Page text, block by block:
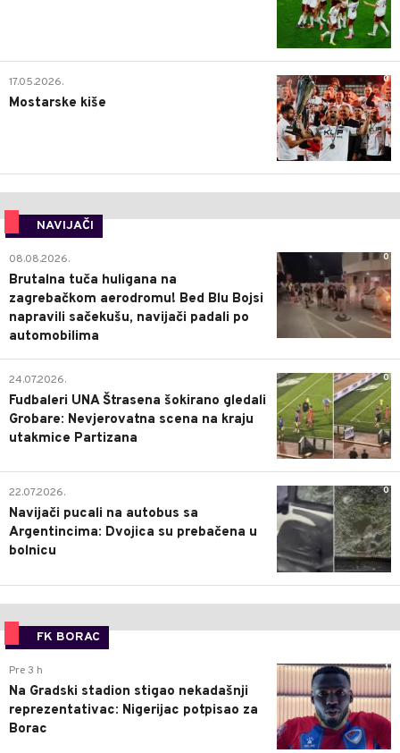
0
17.05.2026.
Mostarske kiše
NAVIJAČI
0
08.08.2026.
Brutalna tuča huligana na
zagrebačkom aerodromu! Bed Blu Bojsi
napravili sačekušu, navijači padali po
automobilima
0
24.07.2026.
Fudbaleri UNA Štrasena šokirano gledali
Grobare: Nevjerovatna scena na kraju
utakmice Partizana
0
22.07.2026.
Navijači pucali na autobus sa
Argentincima: Dvojica su prebačena u
bolnicu
FK BORAC
1
Pre 3 h
Na Gradski stadion stigao nekadašnji
reprezentativac: Nigerijac potpisao za
Borac